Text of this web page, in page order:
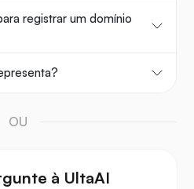
registrar um domínio
OU
à UltaAI